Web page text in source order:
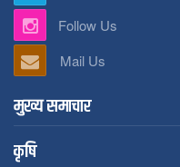
Follow Us
Mail Us
मुख्य समाचार
कृषि